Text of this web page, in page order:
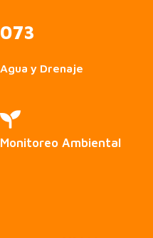
073
Agua y Drenaje

Monitoreo Ambiental